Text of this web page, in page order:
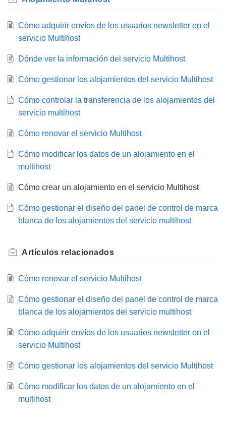
Cómo adquirir envíos de los usuarios newsletter en el
servicio Multihost
Dónde ver la información del servicio Multihost
Cómo gestionar los alojamientos del servicio Multihost
Cómo controlar la transferencia de los alojamientos del
servicio multihost
Cómo renovar el servicio Multihost
Cómo modificar los datos de un alojamiento en el
multihost
Cómo crear un alojamiento en el servicio Multihost
Cómo gestionar el diseño del panel de control de marca
blanca de los alojamientos del servicio multihost
Artículos relacionados
Cómo renovar el servicio Multihost
Cómo gestionar el diseño del panel de control de marca
blanca de los alojamientos del servicio multihost
Cómo adquirir envíos de los usuarios newsletter en el
servicio Multihost
Cómo gestionar los alojamientos del servicio Multihost
Cómo modificar los datos de un alojamiento en el
multihost